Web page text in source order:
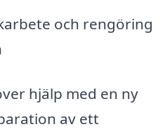
och rengöring
hjälp med en ny
av ett